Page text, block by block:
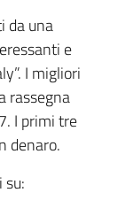
da una
e
I migliori
rassegna
I primi tre
denaro.